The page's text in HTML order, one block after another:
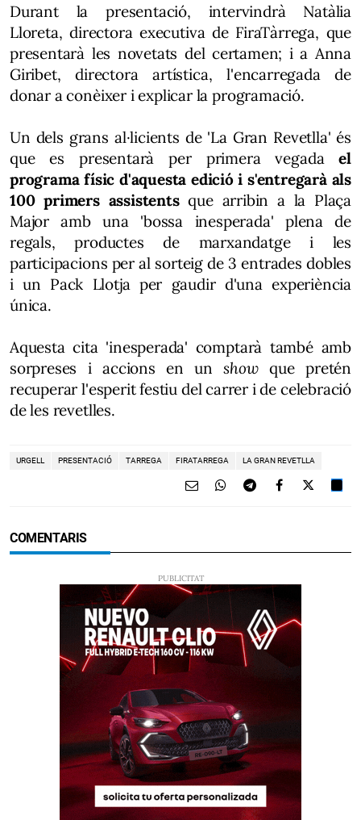
Durant la presentació, intervindrà Natàlia
Lloreta, directora executiva de FiraTàrrega, que
presentarà les novetats del certamen; i a Anna
Giribet, directora artística, l'encarregada de
donar a conèixer i explicar la programació.
Un dels grans al·licients de 'La Gran Revetlla' és
que es presentarà per primera vegadael
programa físic d'aquesta edició i s'entregarà als
100 primers assistentsque arribin a la Plaça
Major amb una 'bossa inesperada' plena de
regals, productes de marxandatge i les
participacions per al sorteig de 3 entrades dobles
i un Pack Llotja per gaudir d'una experiència
única.
Aquesta cita 'inesperada' comptarà també amb
sorpreses i accions en unshowque pretén
recuperar l'esperit festiu del carrer i de celebració
de les revetlles.
URGELL PRESENTACIÓ TARREGA FIRATARREGA LA GRAN REVETLLA
COMENTARIS